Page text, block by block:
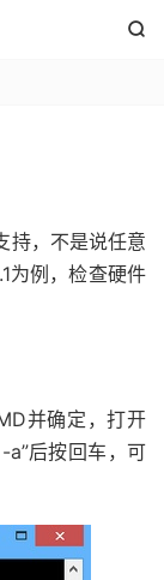

持，不是说任意
为例，检查硬件
并确定，打开
后按回车，可